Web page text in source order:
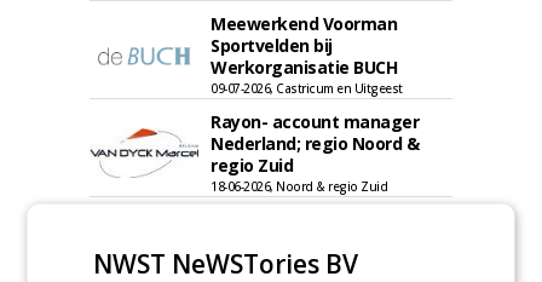
Meewerkend Voorman
Sportvelden bij
Werkorganisatie BUCH
09-07-2026, Castricum en Uitgeest
Rayon- account manager
Nederland; regio Noord &
regio Zuid
18-06-2026, Noord & regio Zuid
12-06-2026, Dreumel
NWST NeWSTories BV